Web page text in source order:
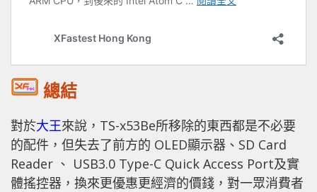
總結
對於大王來說，TS-x53Be所移除的東西都是不必要
的配件，但失去了前方的 OLED顯示器、SD Card
Reader 、 USB3.0 Type-C Quick Access Port及實
體搖控器，換來更優惠更經濟的價錢，對一眾消費者